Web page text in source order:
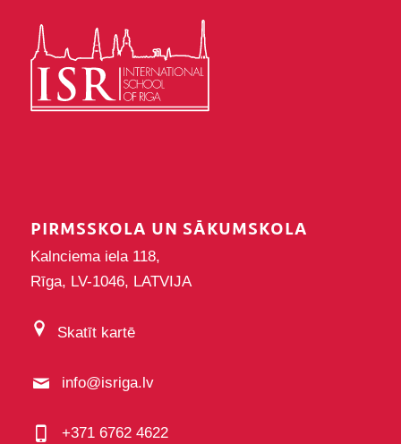
PIRMSSKOLA UN SĀKUMSKOLA
Kalnciema iela 118,
Rīga, LV-1046, LATVIJA
Skatīt kartē
info@isriga.lv
+371 6762 4622